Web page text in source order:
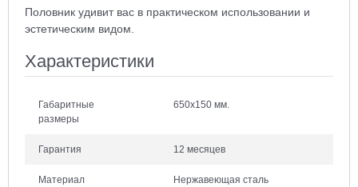
Половник удивит вас в практическом использовании и
эстетическим видом.
Характеристики
Габаритные
размеры
650х150 мм.
Гарантия 12 месяцев
Материал Нержавеющая сталь